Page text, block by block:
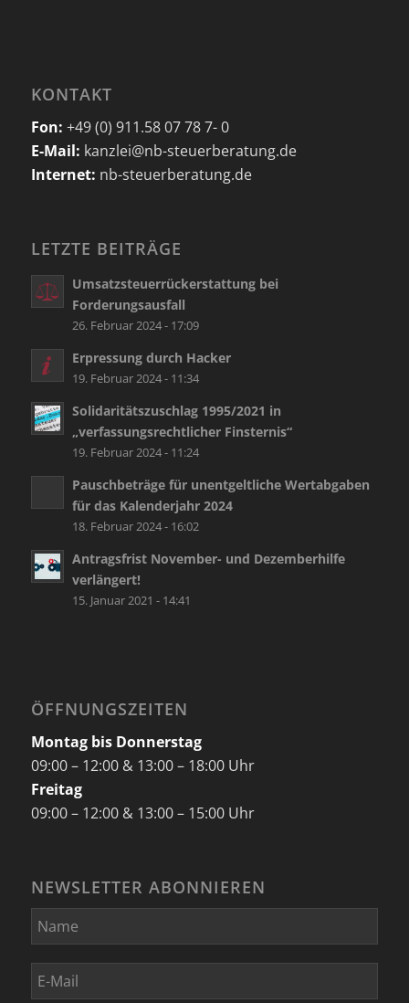
KONTAKT
Fon: +49 (0) 911.58 07 78 7- 0
E-Mail: kanzlei@nb-steuerberatung.de
Internet: nb-steuerberatung.de
LETZTE BEITRÄGE
Umsatzsteuerrückerstattung bei
Forderungsausfall
26. Februar 2024 - 17:09
Erpressung durch Hacker
19. Februar 2024 - 11:34
Solidaritätszuschlag 1995/2021 in
„verfassungsrechtlicher Finsternis“
19. Februar 2024 - 11:24
Pauschbeträge für unentgeltliche Wertabgaben
für das Kalenderjahr 2024
18. Februar 2024 - 16:02
Antragsfrist November- und Dezemberhilfe
verlängert!
15. Januar 2021 - 14:41
ÖFFNUNGSZEITEN
Montag bis Donnerstag
09:00 – 12:00 & 13:00 – 18:00 Uhr
Freitag
09:00 – 12:00 & 13:00 – 15:00 Uhr
NEWSLETTER ABONNIEREN